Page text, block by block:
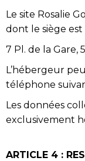
Le site Rosalie
dont le siège est
7 Pl. de la Gare,
L’hébergeur
téléphone
Les données
exclusivement
ARTICLE 4 :